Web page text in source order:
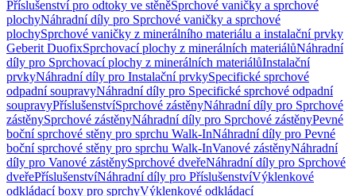
Příslušenství pro odtoky ve stěněSprchové vaničky a sprchové
plochyNáhradní díly pro Sprchové vaničky a sprchové
plochySprchové vaničky z minerálního materiálu a instalační prvky
Geberit DuofixSprchovací plochy z minerálních materiálůNáhradní
díly pro Sprchovací plochy z minerálních materiálůInstalační
prvkyNáhradní díly pro Instalační prvkySpecifické sprchové
odpadní soupravyNáhradní díly pro Specifické sprchové odpadní
soupravyPříslušenstvíSprchové zástěnyNáhradní díly pro Sprchové
zástěnySprchové zástěnyNáhradní díly pro Sprchové zástěnyPevné
boční sprchové stěny pro sprchu Walk-InNáhradní díly pro Pevné
boční sprchové stěny pro sprchu Walk-InVanové zástěnyNáhradní
díly pro Vanové zástěnySprchové dveřeNáhradní díly pro Sprchové
dveřePříslušenstvíNáhradní díly pro PříslušenstvíVýklenkové
odkládací boxy pro sprchyVýklenkové odkládací